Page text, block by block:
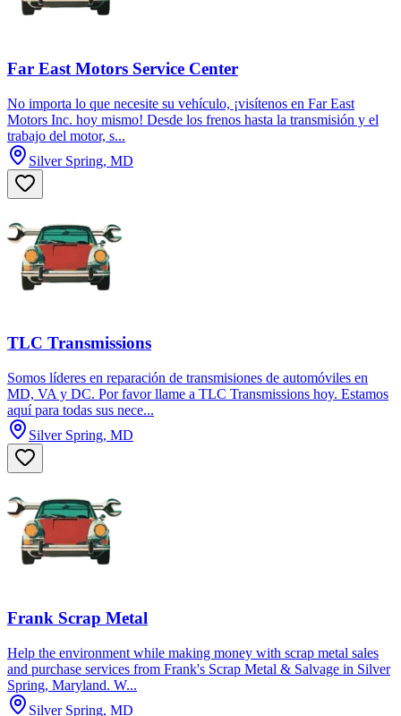
Far East Motors Service Center
No importa lo que necesite su vehículo, ¡visítenos en Far East
Motors Inc. hoy mismo! Desde los frenos hasta la transmisión y el
trabajo del motor, s...
Silver Spring, MD
TLC Transmissions
Somos líderes en reparación de transmisiones de automóviles en
MD, VA y DC. Por favor llame a TLC Transmissions hoy. Estamos
aquí para todas sus nece...
Silver Spring, MD
Frank Scrap Metal
Help the environment while making money with scrap metal sales
and purchase services from Frank's Scrap Metal & Salvage in Silver
Spring, Maryland. W...
Silver Spring, MD